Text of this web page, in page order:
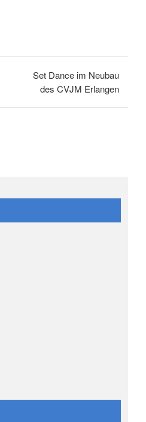
Set Dance im Neubau
des CVJM Erlangen